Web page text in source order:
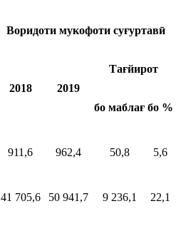
Воридоти мукофоти суғуртавӣ
2018 2019
Тағйирот
бо маблағ бо %
911,6 962,4 50,8 5,6
41 705,6 50 941,7 9 236,1 22,1